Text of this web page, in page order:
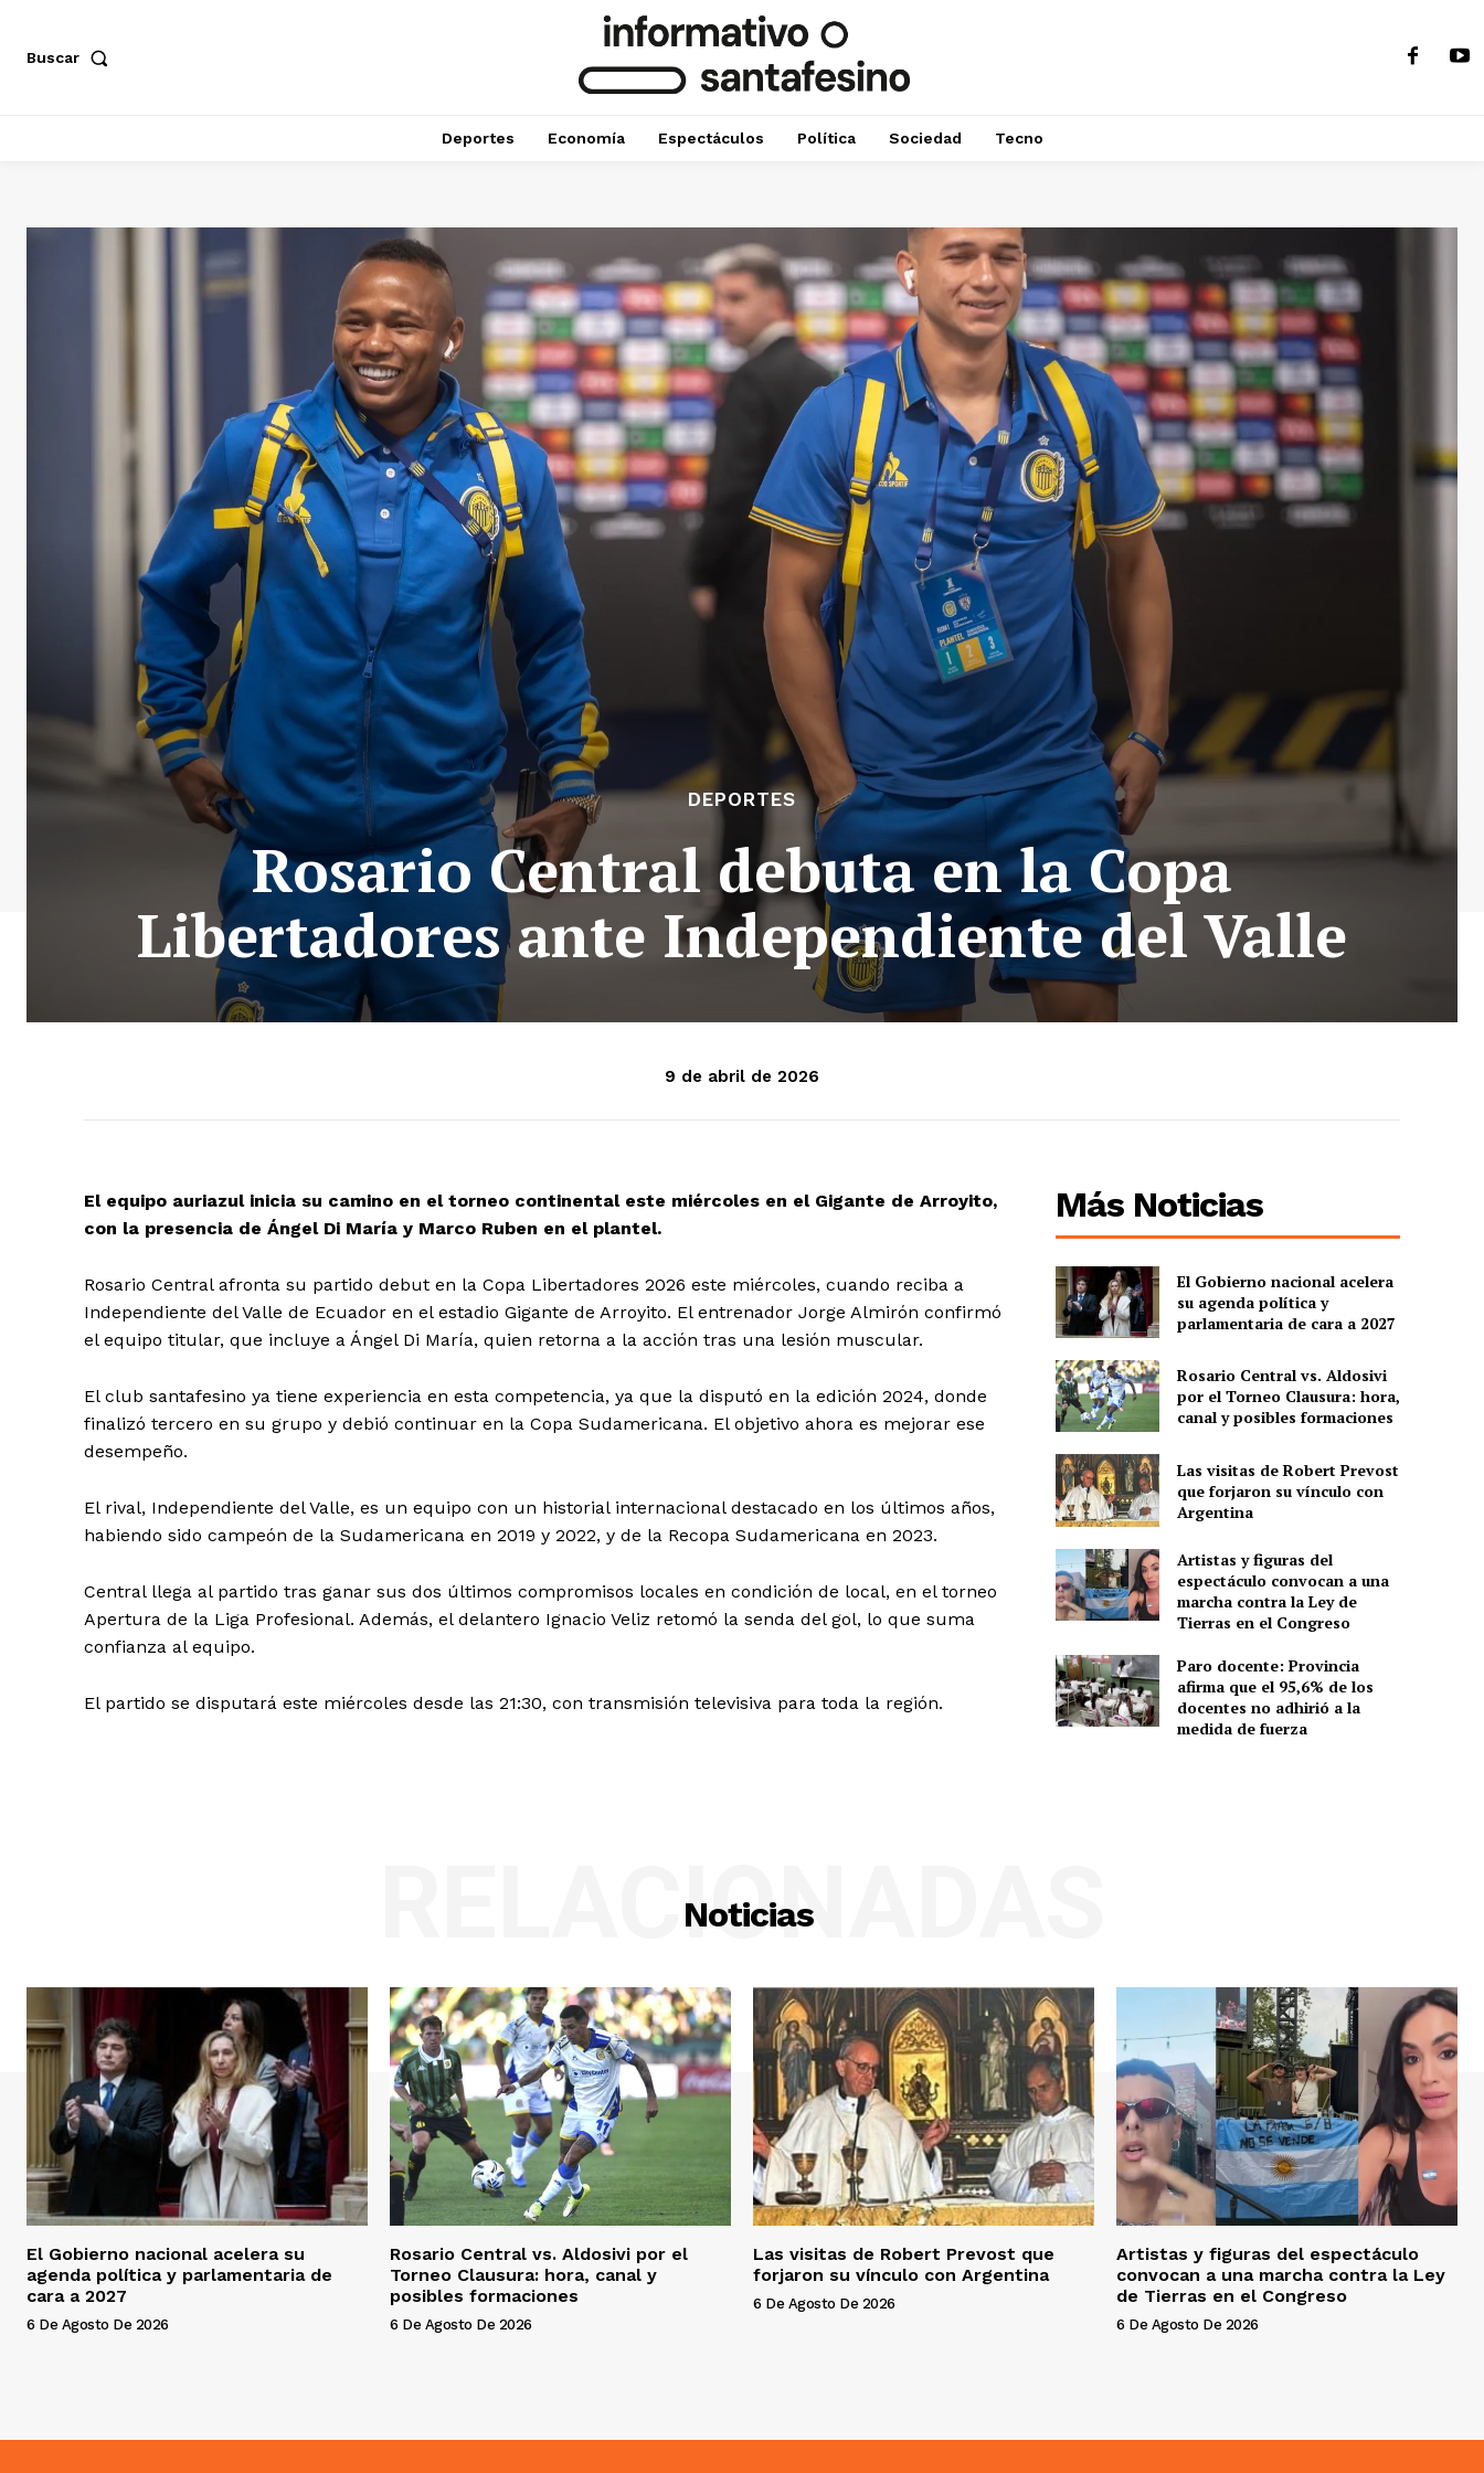
Buscar
Deportes Economía Espectáculos Política Sociedad Tecno
DEPORTES
Rosario Central debuta en la Copa
Libertadores ante Independiente del Valle
9 de abril de 2026
El equipo auriazul inicia su camino en el torneo continental este miércoles en el Gigante de Arroyito,
con la presencia de Ángel Di María y Marco Ruben en el plantel.
Rosario Central afronta su partido debut en la Copa Libertadores 2026 este miércoles, cuando reciba a
Independiente del Valle de Ecuador en el estadio Gigante de Arroyito. El entrenador Jorge Almirón confirmó
el equipo titular, que incluye a Ángel Di María, quien retorna a la acción tras una lesión muscular.
El club santafesino ya tiene experiencia en esta competencia, ya que la disputó en la edición 2024, donde
finalizó tercero en su grupo y debió continuar en la Copa Sudamericana. El objetivo ahora es mejorar ese
desempeño.
El rival, Independiente del Valle, es un equipo con un historial internacional destacado en los últimos años,
habiendo sido campeón de la Sudamericana en 2019 y 2022, y de la Recopa Sudamericana en 2023.
Central llega al partido tras ganar sus dos últimos compromisos locales en condición de local, en el torneo
Apertura de la Liga Profesional. Además, el delantero Ignacio Veliz retomó la senda del gol, lo que suma
confianza al equipo.
El partido se disputará este miércoles desde las 21:30, con transmisión televisiva para toda la región.
Más Noticias
El Gobierno nacional acelera
su agenda política y
parlamentaria de cara a 2027
Rosario Central vs. Aldosivi
por el Torneo Clausura: hora,
canal y posibles formaciones
Las visitas de Robert Prevost
que forjaron su vínculo con
Argentina
Artistas y figuras del
espectáculo convocan a una
marcha contra la Ley de
Tierras en el Congreso
Paro docente: Provincia
afirma que el 95,6% de los
docentes no adhirió a la
medida de fuerza
Noticias
RELACIONADAS
El Gobierno nacional acelera su
agenda política y parlamentaria de
cara a 2027
6 De Agosto De 2026
Rosario Central vs. Aldosivi por el
Torneo Clausura: hora, canal y
posibles formaciones
6 De Agosto De 2026
Las visitas de Robert Prevost que
forjaron su vínculo con Argentina
6 De Agosto De 2026
Artistas y figuras del espectáculo
convocan a una marcha contra la Ley
de Tierras en el Congreso
6 De Agosto De 2026